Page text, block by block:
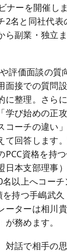
ナーを開催し
2名と同社代表
ら副業・独立
評価面談の質
面接での質問
に整理。さら
学び始めの正
コーチの違い
て回答します
PCC資格を持
日本支部理事
以上へコー
を持つ手嶋武
ーターは相川
が務めます。
対話で相手の